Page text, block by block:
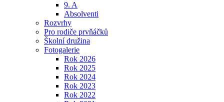
9. A
Absolventi
Rozvrhy
Pro rodiče prvňáčků
Školní družina
Fotogalerie
Rok 2026
Rok 2025
Rok 2024
Rok 2023
Rok 2022